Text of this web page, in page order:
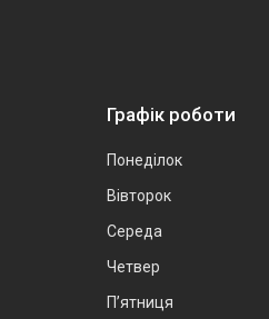
Графік роботи
Понеділок
Вівторок
Середа
Четвер
Пʼятниця